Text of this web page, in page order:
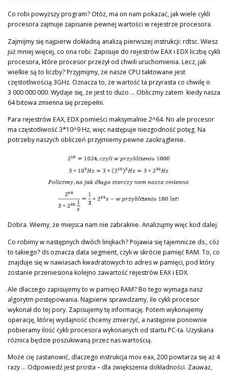
Co robi powyższy program? Otóż, ma on nam pokazać, jak wiele cykli
procesora zajmuje zapisanie pewnej wartości w rejestrze procesora.
Zajmijmy się najpierw dokładną analizą pierwszej instrukcji: rdtsc. Wiesz
już mniej więcej, co ona robi. Zapisuje do rejestrów EAX i EDX liczbę cykli
procesora, które procesor przeżył od chwili uruchomienia. Lecz, jak
wielkie są to liczby? Przyjmijmy, że nasze CPU taktowane jest
częstotliwością 3GHz. Oznacza to, że wartość ta przyrasta co chwilę o
3 000 000 000. Wydaje się, że jest to dużo … Obliczmy zatem kiedy nasza
64 bitowa zmienna się przepełni.
Para rejestrów EAX, EDX pomieści maksymalnie 2^64. No ale procesor
ma częstotliwość 3*10^9 Hz, więc następuje niezgodność potęg. Na
potrzeby naszych obliczeń przyjmiemy pewne zaokrąglenie.
Dobra. Wiemy, że miejsca nam nie zabraknie. Analizujmy więc kod dalej.
Co robimy w następnych dwóch linijkach? Pojawia się tajemnicze ds., cóż
to takiego? ds oznacza data segment, czyli w skrócie pamięć RAM. To, co
znajduje się w nawiasach kwadratowych to adres w pamięci, pod który
zostanie przeniesiona kolejno zawartość rejestrów EAX i EDX.
Ale dlaczego zapisujemy to w pamięci RAM? Bo tego wymaga nasz
algorytm postępowania. Najpierw sprawdzamy, ile cykli procesor
wykonał do tej pory. Zapisujemy tę informację. Potem wykonujemy
operację, której wydajność chcemy zmierzyć, a następnie ponownie
pobieramy ilość cykli procesora wykonanych od startu PC-ta. Uzyskana
różnica będzie poszukiwaną przez nas wartością.
Może cię zastanowić, dlaczego instrukcja mov eax, 200 powtarza się aż 4
razy … Odpowiedź jest prosta – dla zwiększenia dokładności. Zauważ,